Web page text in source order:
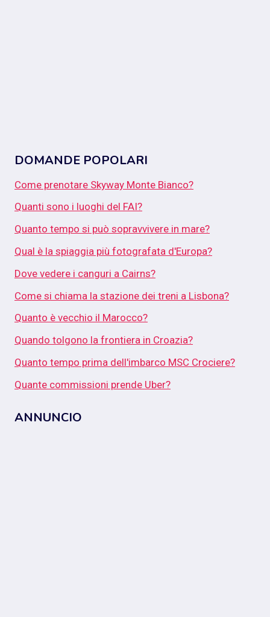
DOMANDE POPOLARI
Come prenotare Skyway Monte Bianco?
Quanti sono i luoghi del FAI?
Quanto tempo si può sopravvivere in mare?
Qual è la spiaggia più fotografata d'Europa?
Dove vedere i canguri a Cairns?
Come si chiama la stazione dei treni a Lisbona?
Quanto è vecchio il Marocco?
Quando tolgono la frontiera in Croazia?
Quanto tempo prima dell'imbarco MSC Crociere?
Quante commissioni prende Uber?
ANNUNCIO